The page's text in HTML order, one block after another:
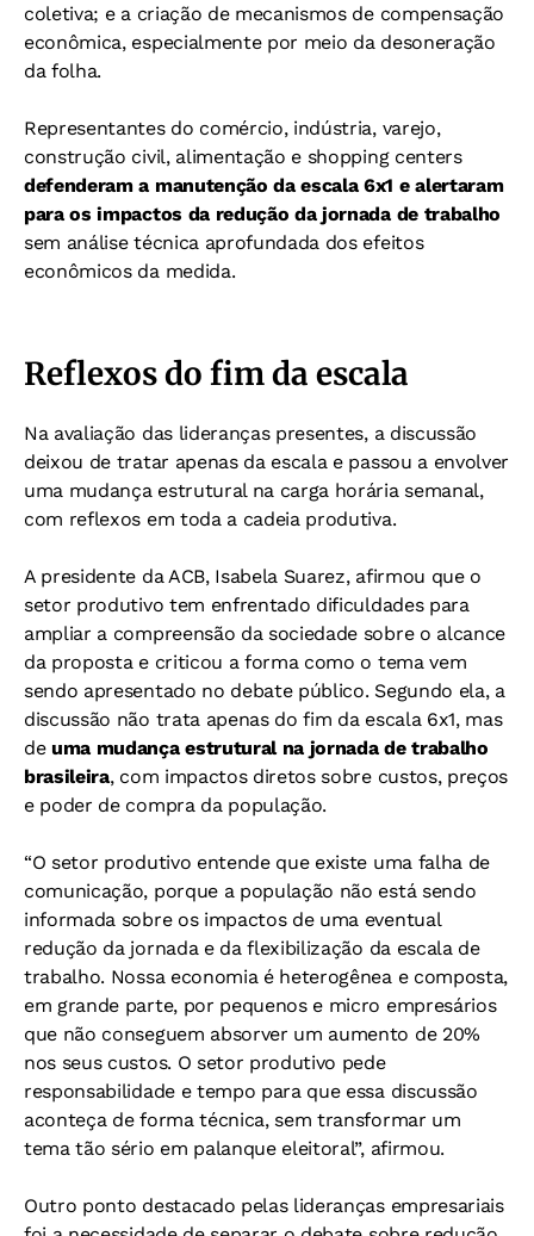
coletiva; e a criação de mecanismos de compensação
econômica, especialmente por meio da desoneração
da folha.
Representantes do comércio, indústria, varejo,
construção civil, alimentação e shopping centers
defenderam a manutenção da escala 6x1 e alertaram
para os impactos da redução da jornada de trabalho
sem análise técnica aprofundada dos efeitos
econômicos da medida.
Reflexos do fim da escala
Na avaliação das lideranças presentes, a discussão
deixou de tratar apenas da escala e passou a envolver
uma mudança estrutural na carga horária semanal,
com reflexos em toda a cadeia produtiva.
A presidente da ACB, Isabela Suarez, afirmou que o
setor produtivo tem enfrentado dificuldades para
ampliar a compreensão da sociedade sobre o alcance
da proposta e criticou a forma como o tema vem
sendo apresentado no debate público. Segundo ela, a
discussão não trata apenas do fim da escala 6x1, mas
de uma mudança estrutural na jornada de trabalho
brasileira, com impactos diretos sobre custos, preços
e poder de compra da população.
“O setor produtivo entende que existe uma falha de
comunicação, porque a população não está sendo
informada sobre os impactos de uma eventual
redução da jornada e da flexibilização da escala de
trabalho. Nossa economia é heterogênea e composta,
em grande parte, por pequenos e micro empresários
que não conseguem absorver um aumento de 20%
nos seus custos. O setor produtivo pede
responsabilidade e tempo para que essa discussão
aconteça de forma técnica, sem transformar um
tema tão sério em palanque eleitoral”, afirmou.
Outro ponto destacado pelas lideranças empresariais